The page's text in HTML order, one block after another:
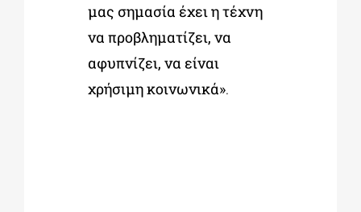
μας σημασία έχει η τέχνη
να προβληματίζει, να
αφυπνίζει, να είναι
χρήσιμη κοινωνικά».